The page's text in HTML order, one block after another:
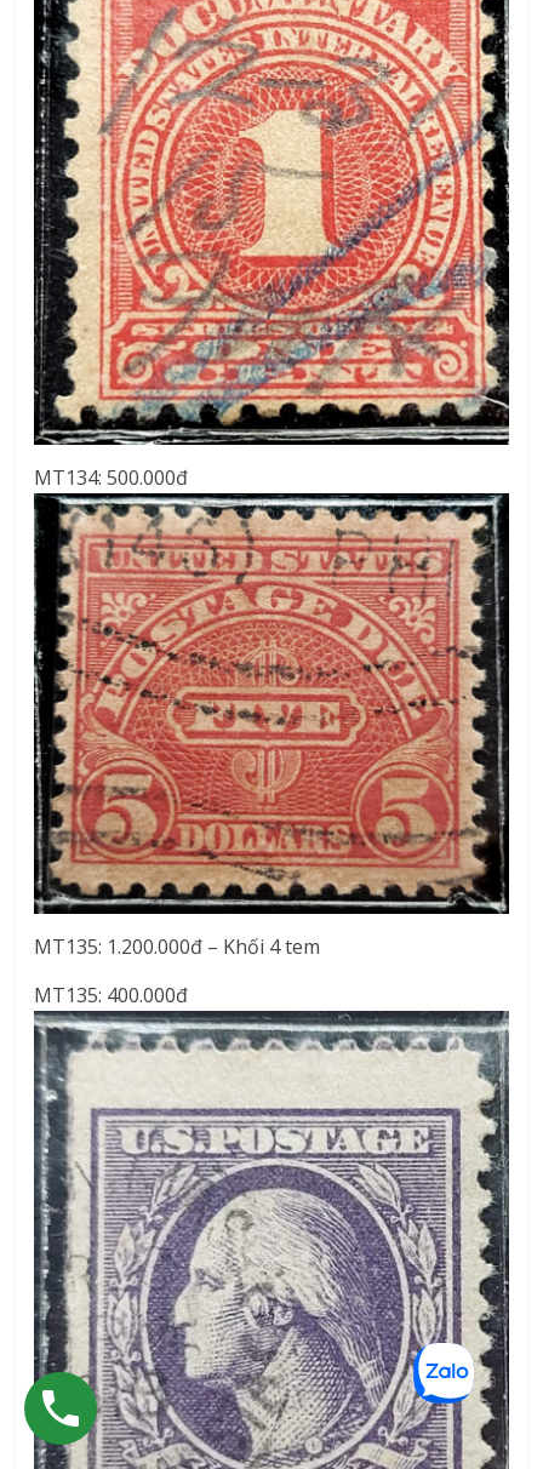
MT134: 500.000đ
MT135: 1.200.000đ – Khối 4 tem
MT135: 400.000đ